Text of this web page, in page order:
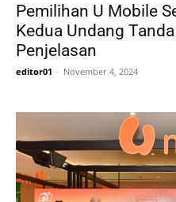
Pemilihan U Mobile
Kedua Undang
Penjelasan
editor01 - November 4, 2024